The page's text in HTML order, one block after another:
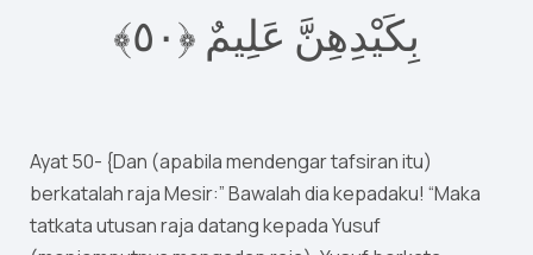
بِكَيْدِهِنَّ عَلِيمٌ ‎﴿٠٥﴾
Ayat 50- {Dan (apabila mendengar tafsiran itu)
berkatalah raja Mesir:” Bawalah dia kepadaku! “Maka
tatkata utusan raja datang kepada Yusuf